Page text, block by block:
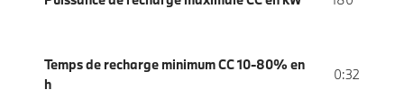
Temps de recharge minimum CC 10-80% en
h
0:32